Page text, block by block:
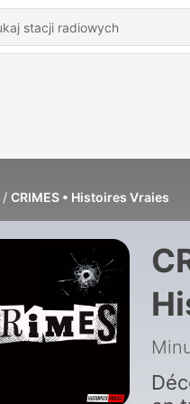
CRIMES • Histoires Vraies